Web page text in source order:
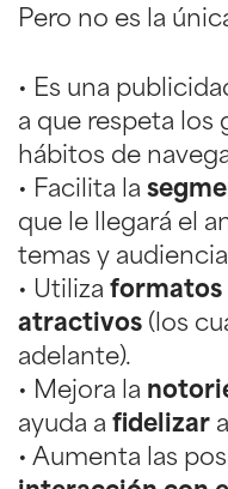
Pero no es la
• Es una
a que respeta los
hábitos de
• Facilita la
que le llegará el
temas y
• Utiliza formatos
atractivos (los
adelante).
• Mejora la
ayuda a fidelizar
• Aumenta las